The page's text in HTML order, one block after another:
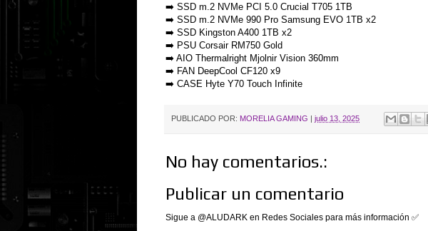
➡️ SSD m.2 NVMe PCI 5.0 Crucial T705 1TB
➡️ SSD m.2 NVMe 990 Pro Samsung EVO 1TB x2
➡️ SSD Kingston A400 1TB x2
➡️ PSU Corsair RM750 Gold
➡️ AIO Thermalright Mjolnir Vision 360mm
➡️ FAN DeepCool CF120 x9
➡️ CASE Hyte Y70 Touch Infinite
PUBLICADO POR: MORELIA GAMING | julio 13, 2025
No hay comentarios.:
Publicar un comentario
Sigue a @ALUDARK en Redes Sociales para más información ✅